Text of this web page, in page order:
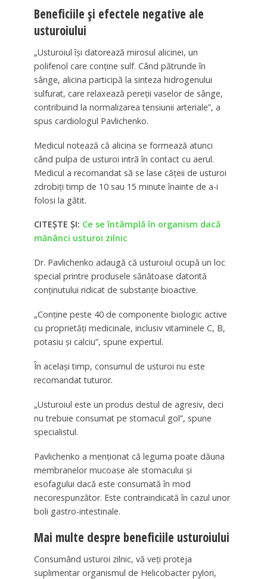
Beneficiile și efectele negative ale
usturoiului
„Usturoiul își datorează mirosul alicinei, un
polifenol care conține sulf. Când pătrunde în
sânge, alicina participă la sinteza hidrogenului
sulfurat, care relaxează pereții vaselor de sânge,
contribuind la normalizarea tensiunii arteriale”, a
spus cardiologul Pavlichenko.
Medicul notează că alicina se formează atunci
când pulpa de usturoi intră în contact cu aerul.
Medicul a recomandat să se lase cățeii de usturoi
zdrobiți timp de 10 sau 15 minute înainte de a-i
folosi la gătit.
CITEȘTE ȘI: Ce se întâmplă în organism dacă
mănânci usturoi zilnic
Dr. Pavlichenko adaugă că usturoiul ocupă un loc
special printre produsele sănătoase datorită
conținutului ridicat de substanțe bioactive.
„Conține peste 40 de componente biologic active
cu proprietăți medicinale, inclusiv vitaminele C, B,
potasiu și calciu”, spune expertul.
În același timp, consumul de usturoi nu este
recomandat tuturor.
„Usturoiul este un produs destul de agresiv, deci
nu trebuie consumat pe stomacul gol”, spune
specialistul.
Pavlichenko a menționat că leguma poate dăuna
membranelor mucoase ale stomacului și
esofagului dacă este consumată în mod
necorespunzător. Este contraindicată în cazul unor
boli gastro-intestinale.
Mai multe despre beneficiile usturoiului
Consumând usturoi zilnic, vă veți proteja
suplimentar organismul de Helicobacter pylori,